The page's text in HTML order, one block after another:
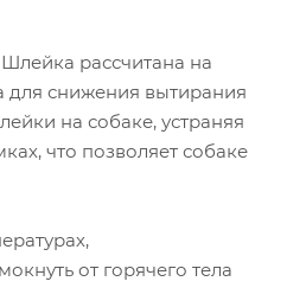
рассчитана на
для снижения вытирания
на собаке, устраняя
что позволяет собаке
от горячего тела